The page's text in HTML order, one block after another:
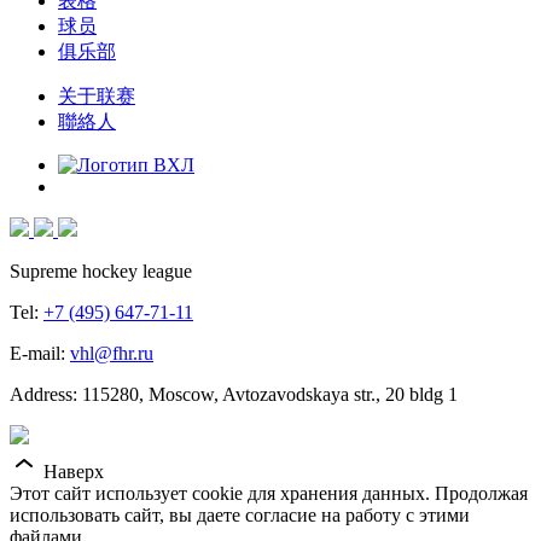
球员
俱乐部
关于联赛
聯絡人
Supreme hockey league
Tel: +7 (495) 647-71-11
E-mail: vhl@fhr.ru
Address: 115280, Moscow, Avtozavodskaya str., 20 bldg 1
Наверх
Этот сайт использует cookie для хранения данных. Продолжая
использовать сайт, вы даете согласие на работу с этими